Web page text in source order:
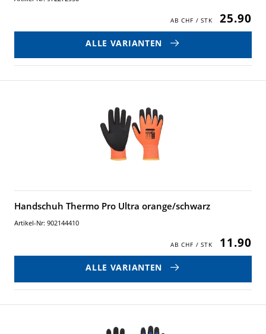
25.90
ALLE VARIANTEN
Handschuh Thermo Pro Ultra orange/schwarz
Artikel-Nr: 902144410
11.90
ALLE VARIANTEN